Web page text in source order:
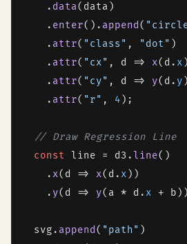
    .
data(data)
    .
enter(). append (
    .
attr( "class" , "dot" )
    .
attr( "cx" , d => x(d. x
    .
attr( "cy" , d => y(d. y
    .
attr( "r" , 4 );
// Draw Regression Line
const line = d3.line()
    .
x( d => x(d. x ))
    .
y( d => y(a * d. x +
  svg.
append ( "path" )